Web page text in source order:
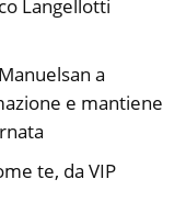
Langellotti
a
e mantiene
te, da VIP